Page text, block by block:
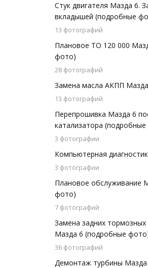
Стук двигателя Мазда 6.
вкладышей (подробные
13 фотографий
Плановое ТО 120 000
фото)
28 фотографий
Замена масла АКПП
13 фотографий
Перепрошивка Мазда 6
катализатора
3 фотографии
Компьютерная
3 фотографии
Плановое обслуживание
фото)
7 фотографий
Замена задних тормозных
Мазда 6 (подробные
36 фотографий
Демонтаж турбины